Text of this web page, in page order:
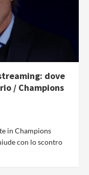
dove
/ Champions
in Champions
con lo scontro